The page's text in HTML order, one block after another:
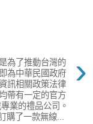
›
為了推動台灣的
為中華民國政府
訊相關政策法律
帶有一定的官方
業的禮品公司。
購了一款無線...